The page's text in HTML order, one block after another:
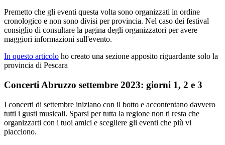
Premetto che gli eventi questa volta sono organizzati in ordine
cronologico e non sono divisi per provincia. Nel caso dei festival
consiglio di consultare la pagina degli organizzatori per avere
maggiori informazioni sull'evento.
In questo articolo ho creato una sezione apposito riguardante solo la
provincia di Pescara
Concerti Abruzzo settembre 2023: giorni 1, 2 e 3
I concerti di settembre iniziano con il botto e accontentano davvero
tutti i gusti musicali. Sparsi per tutta la regione non ti resta che
organizzarti con i tuoi amici e scegliere gli eventi che più vi
piacciono.